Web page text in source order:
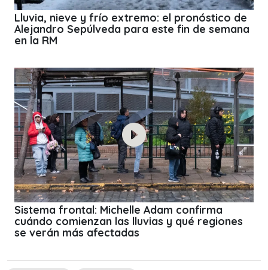
Lluvia, nieve y frío extremo: el pronóstico de
Alejandro Sepúlveda para este fin de semana
en la RM
Sistema frontal: Michelle Adam confirma
cuándo comienzan las lluvias y qué regiones
se verán más afectadas